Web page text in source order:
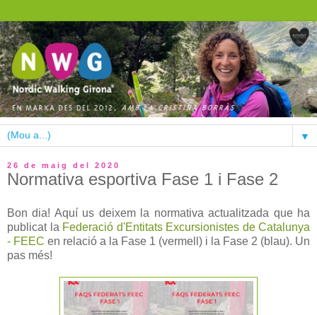
▼
26 de maig del 2020
Normativa esportiva Fase 1 i Fase 2
Bon dia! Aquí us deixem la normativa actualitzada que ha
publicat la Federació d'Entitats Excursionistes de Catalunya
- FEEC en relació a la Fase 1 (vermell) i la Fase 2 (blau). Un
pas més!